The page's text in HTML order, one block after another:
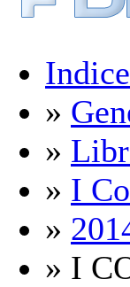
Indice
»
»
» I
»
» I